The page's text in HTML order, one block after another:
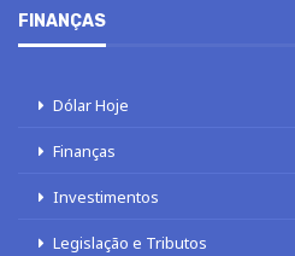
FINANÇAS
Dólar Hoje
Finanças
Investimentos
Legislação e Tributos